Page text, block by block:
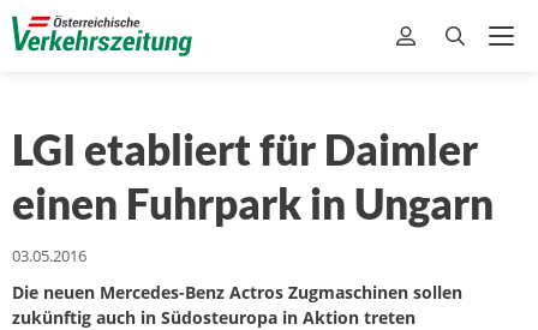
LGI etabliert für Daimler
einen Fuhrpark in Ungarn
03.05.2016
Die neuen Mercedes-Benz Actros Zugmaschinen sollen
zukünftig auch in Südosteuropa in Aktion treten